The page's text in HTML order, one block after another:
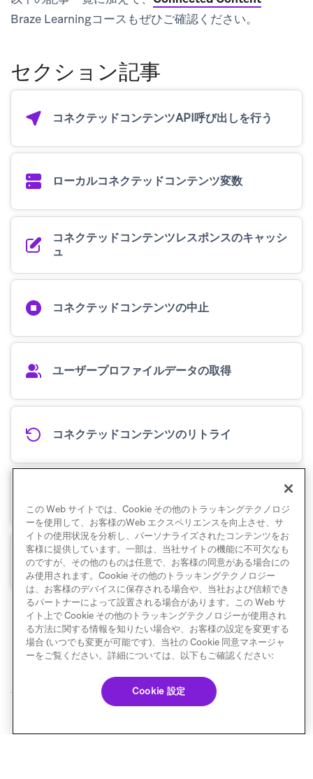
Braze Learningコースもぜひご確認ください。
セクション記事
コネクテッドコンテンツAPI呼び出しを行う
ローカルコネクテッドコンテンツ変数
コネクテッドコンテンツレスポンスのキャッシ
ュ
コネクテッドコンテンツの中止
ユーザープロファイルデータの取得
コネクテッドコンテンツのリトライ
ルシューティング
公開APIを使用する
© Braze. All Rights Reserved Privacy Policy
この Web サイトでは、Cookie その他のトラッキングテクノロジ
ーを使用して、お客様のWeb エクスペリエンスを向上させ、サ
イトの使用状況を分析し、パーソナライズされたコンテンツをお
客様に提供しています。一部は、当社サイトの機能に不可欠なも
のですが、その他のものは任意で、お客様の同意がある場合にの
み使用されます。Cookie その他のトラッキングテクノロジー
は、お客様のデバイスに保存される場合や、当社および信頼でき
るパートナーによって設置される場合があります。この Web サ
イト上で Cookie その他のトラッキングテクノロジーが使用され
る方法に関する情報を知りたい場合や、お客様の設定を変更する
場合 (いつでも変更が可能です)、当社の Cookie 同意マネージャ
ーをご覧ください。詳細については、以下もご確認ください:
Cookie 設定